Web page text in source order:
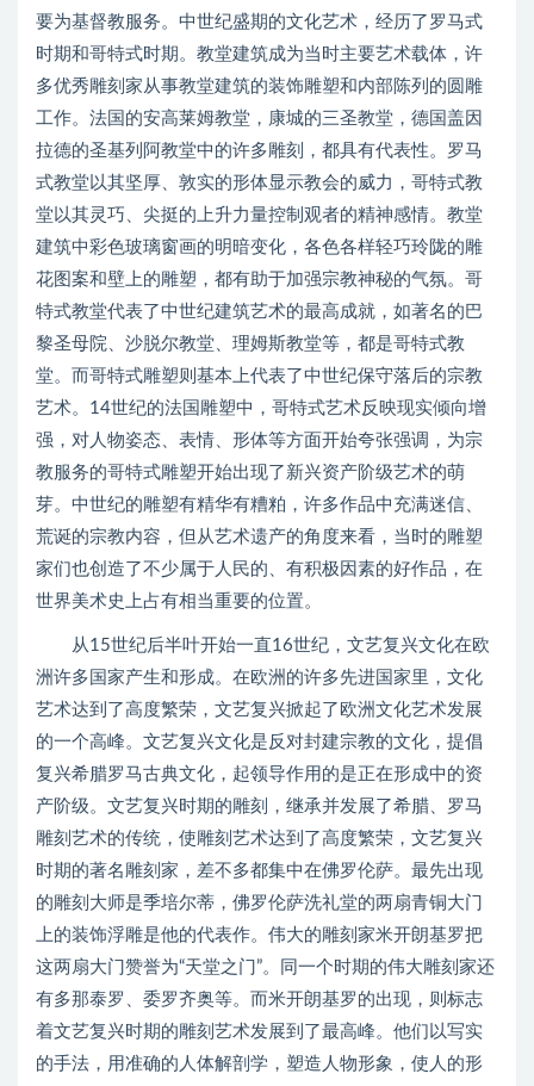
要为基督教服务。中世纪盛期的文化艺术，经历了罗马式
时期和哥特式时期。教堂建筑成为当时主要艺术载体，许
多优秀雕刻家从事教堂建筑的装饰雕塑和内部陈列的圆雕
工作。法国的安高莱姆教堂，康城的三圣教堂，德国盖因
拉德的圣基列阿教堂中的许多雕刻，都具有代表性。罗马
式教堂以其坚厚、敦实的形体显示教会的威力，哥特式教
堂以其灵巧、尖挺的上升力量控制观者的精神感情。教堂
建筑中彩色玻璃窗画的明暗变化，各色各样轻巧玲陇的雕
花图案和壁上的雕塑，都有助于加强宗教神秘的气氛。哥
特式教堂代表了中世纪建筑艺术的最高成就，如著名的巴
黎圣母院、沙脱尔教堂、理姆斯教堂等，都是哥特式教
堂。而哥特式雕塑则基本上代表了中世纪保守落后的宗教
艺术。14世纪的法国雕塑中，哥特式艺术反映现实倾向增
强，对人物姿态、表情、形体等方面开始夸张强调，为宗
教服务的哥特式雕塑开始出现了新兴资产阶级艺术的萌
芽。中世纪的雕塑有精华有糟粕，许多作品中充满迷信、
荒诞的宗教内容，但从艺术遗产的角度来看，当时的雕塑
家们也创造了不少属于人民的、有积极因素的好作品，在
世界美术史上占有相当重要的位置。
从15世纪后半叶开始一直16世纪，文艺复兴文化在欧
洲许多国家产生和形成。在欧洲的许多先进国家里，文化
艺术达到了高度繁荣，文艺复兴掀起了欧洲文化艺术发展
的一个高峰。文艺复兴文化是反对封建宗教的文化，提倡
复兴希腊罗马古典文化，起领导作用的是正在形成中的资
产阶级。文艺复兴时期的雕刻，继承并发展了希腊、罗马
雕刻艺术的传统，使雕刻艺术达到了高度繁荣，文艺复兴
时期的著名雕刻家，差不多都集中在佛罗伦萨。最先出现
的雕刻大师是季培尔蒂，佛罗伦萨洗礼堂的两扇青铜大门
上的装饰浮雕是他的代表作。伟大的雕刻家米开朗基罗把
这两扇大门赞誉为“天堂之门”。同一个时期的伟大雕刻家还
有多那泰罗、委罗齐奥等。而米开朗基罗的出现，则标志
着文艺复兴时期的雕刻艺术发展到了最高峰。他们以写实
的手法，用准确的人体解剖学，塑造人物形象，使人的形